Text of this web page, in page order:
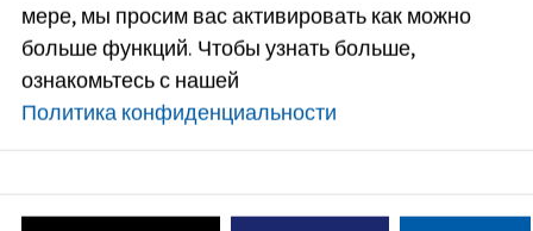
мере, мы просим вас активировать как можно
больше функций. Чтобы узнать больше,
ознакомьтесь с нашей
Политика конфиденциальности